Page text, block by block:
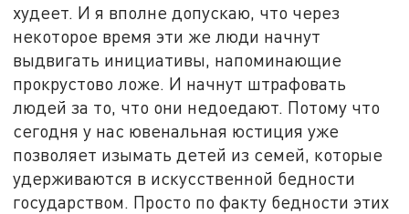
худеет. И я вполне допускаю, что через
некоторое время эти же люди начнут
выдвигать инициативы, напоминающие
прокрустово ложе. И начнут штрафовать
людей за то, что они недоедают. Потому что
сегодня у нас ювенальная юстиция уже
позволяет изымать детей из семей, которые
удерживаются в искусственной бедности
государством. Просто по факту бедности этих